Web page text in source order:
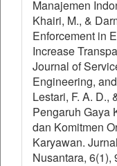
Manajemen
Khairi, M., &
Enforcement in
Increase
Journal of
Engineering,
Lestari, F. A. D.,
Pengaruh Gaya
dan Komitmen
Karyawan.
Nusantara, 6(1),